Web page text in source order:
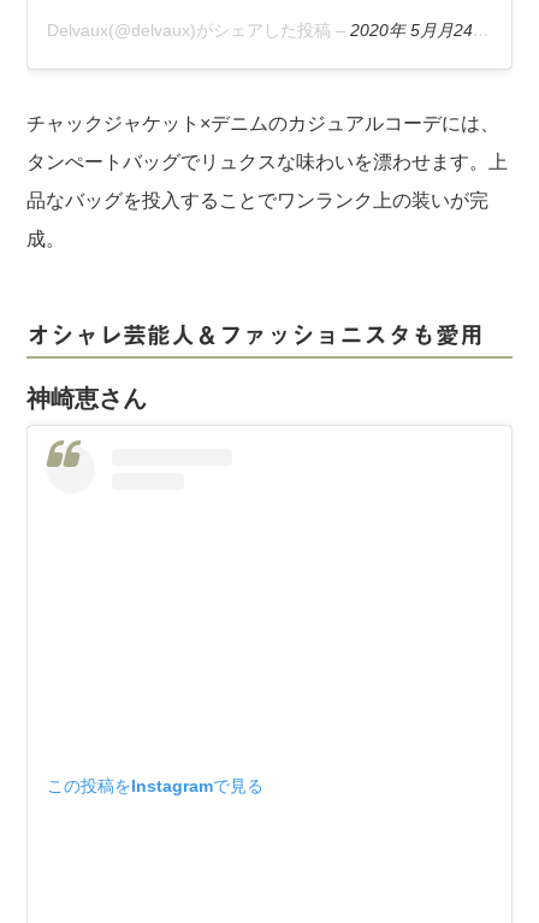
Delvaux(@delvaux)がシェアした投稿 –2020年 5月月24日午前5時49分PDT
チャックジャケット×デニムのカジュアルコーデには、
タンぺートバッグでリュクスな味わいを漂わせます。上
品なバッグを投入することでワンランク上の装いが完
成。
オシャレ芸能人＆ファッショニスタも愛用
神崎恵さん
この投稿をInstagramで見る